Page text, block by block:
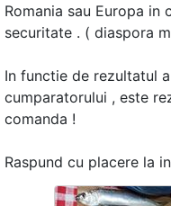
Romania sau Europa
securitate . ( diaspora
In functie de rezultatul
cumparatorului , este
comanda !
Raspund cu placere la